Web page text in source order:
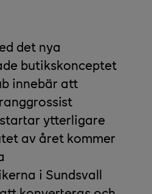
det nya
butikskonceptet
innebär att
ytterligare
av året kommer
i Sundsvall